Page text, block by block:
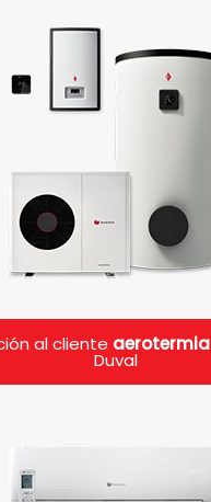
al cliente aerotermia
Duval